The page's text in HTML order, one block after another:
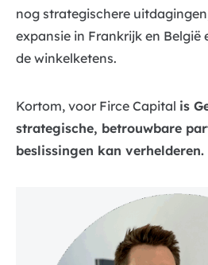
nog strategischere
expansie in Frankrijk en België
de winkelketens.
Kortom, voor Firce Capital is
strategische, betrouwbare
beslissingen kan verhelderen.